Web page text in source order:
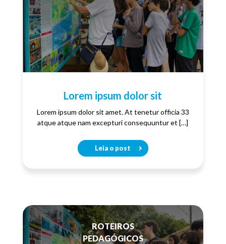
Lorem ipsum dolor sit
Lorem ipsum dolor sit amet. At tenetur officia 33
atque atque nam excepturi consequuntur et […]
Leia o post
ROTEIROS
PEDAGÓGICOS